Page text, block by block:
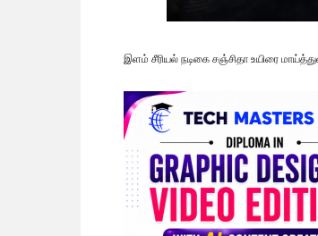
இளம் சீரியல் நடிகை சஞ்சிதா உயிரை